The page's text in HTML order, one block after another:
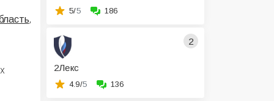
,
5/5 186
2
2Лекс
4.9/5 136